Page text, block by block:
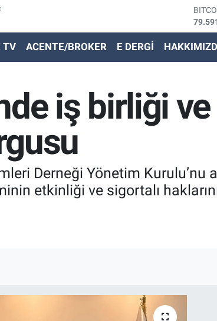
EURO
TV ACENTE/BROKER E DERGİ
iş birliği
Derneği Yönetim Kurulu’nu
etkinliği ve sigortalı